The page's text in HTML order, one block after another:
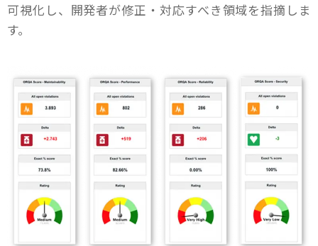
可視化し、開発者が修正・対応すべき領域を指摘しま
す。